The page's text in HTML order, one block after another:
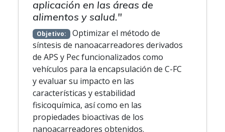
aplicación en las áreas de
alimentos y salud."
Objetivo: Optimizar el método de
síntesis de nanoacarreadores derivados
de APS y Pec funcionalizados como
vehículos para la encapsulación de C-FC
y evaluar su impacto en las
características y estabilidad
fisicoquímica, así como en las
propiedades bioactivas de los
nanoacarreadores obtenidos.